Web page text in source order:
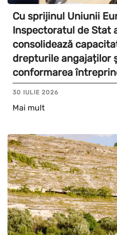
Cu sprijinul Uniunii
Inspectoratul de Stat
consolidează
drepturile angajaților
conformarea
30 IULIE 2026
Mai mult